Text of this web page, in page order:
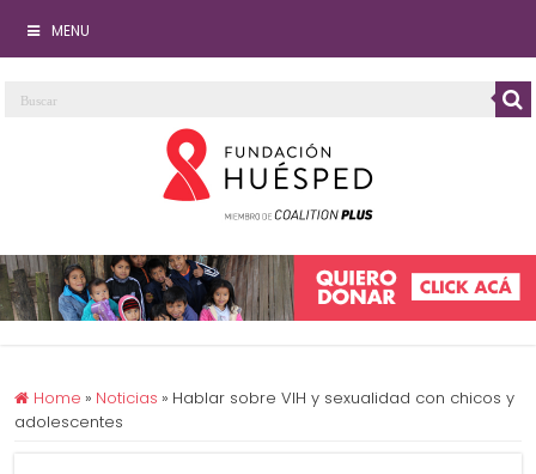
MENU
Home » Noticias » Hablar sobre VIH y sexualidad con chicos y
adolescentes